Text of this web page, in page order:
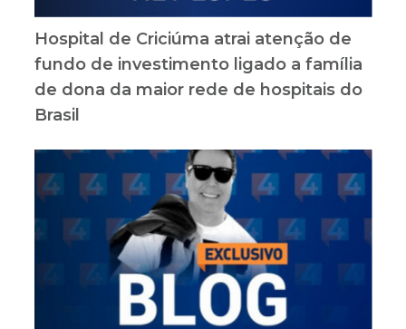
Hospital de Criciúma atrai atenção de
fundo de investimento ligado a família
de dona da maior rede de hospitais do
Brasil